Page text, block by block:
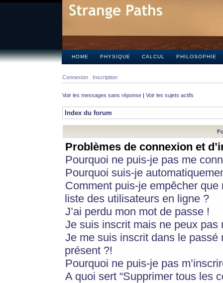
HOME PHYSIQUE CALCUL PHILOSOPHIE
Connexion Inscription
Voir les messages sans réponse | Voir les sujets actifs
Index du forum
Problèmes de connexion et
Pourquoi ne puis-je pas me
Pourquoi suis-je
Comment puis-je empêcher
liste des utilisateurs en ligne ?
J’ai perdu mon mot de passe !
Je suis inscrit mais ne peux pas
Je me suis inscrit dans le
présent ?!
Pourquoi ne puis-je pas
A quoi sert “Supprimer tous les